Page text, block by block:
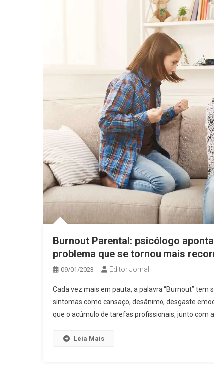
Burnout Parental: psicólogo
problema que se tornou mais
09/01/2023 Editor Jornal
Cada vez mais em pauta, a palavra “Burnout”
sintomas como cansaço, desânimo, desgaste
que o acúmulo de tarefas profissionais, junto com
Leia Mais